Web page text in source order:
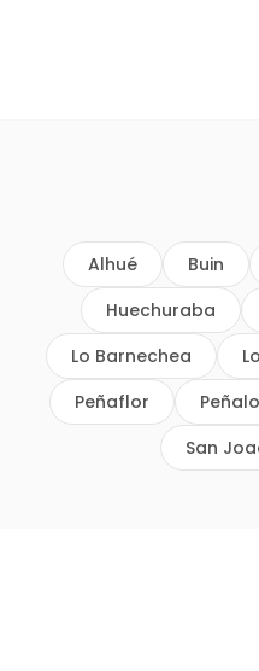
Alhué Buin
Huechuraba
Lo Barnechea
Peñaflor
San